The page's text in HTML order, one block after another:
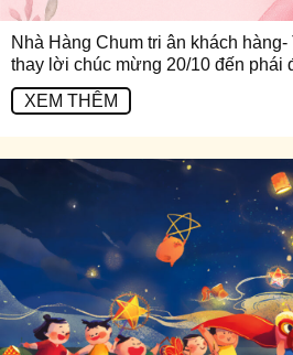
Nhà Hàng Chum tri ân khách
thay lời chúc mừng 20/10 đến phái
XEM THÊM